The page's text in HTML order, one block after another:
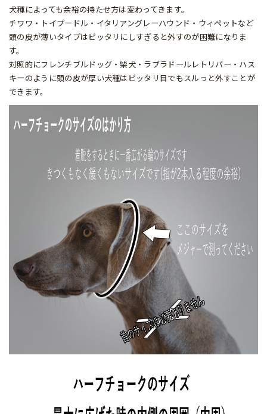
犬種によっても余裕の持たせ方は変わってきます。
チワワ・トイプードル・イタリアングレーハウンド・ウィペットなど
頭の皮が薄いタイプはピッタリにしすぎると外すのが困難になりま
す。
対照的にフレンチブルドッグ・柴犬・ラブラドールレトリバー・ハス
キーのように頭の皮が厚い犬種はピッタリ目でもスルっと外すことが
できます。